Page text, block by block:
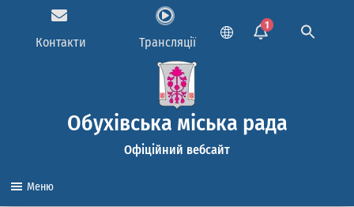
Контакти Трансляції
1
Обухівська міська рада
Офіційний вебсайт
Меню